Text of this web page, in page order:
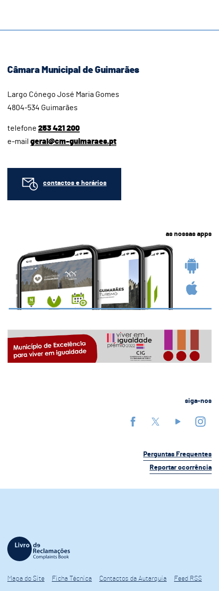
Câmara Municipal de Guimarães
Largo Cónego José Maria Gomes
4804-534 Guimarães
telefone 253 421 200
e-mail geral@cm-guimaraes.pt
contactos e horários
as nossas apps
siga-nos
Perguntas Frequentes
Reportar ocorrência
Mapa do Site Ficha Técnica Contactos da Autarquia Feed RSS